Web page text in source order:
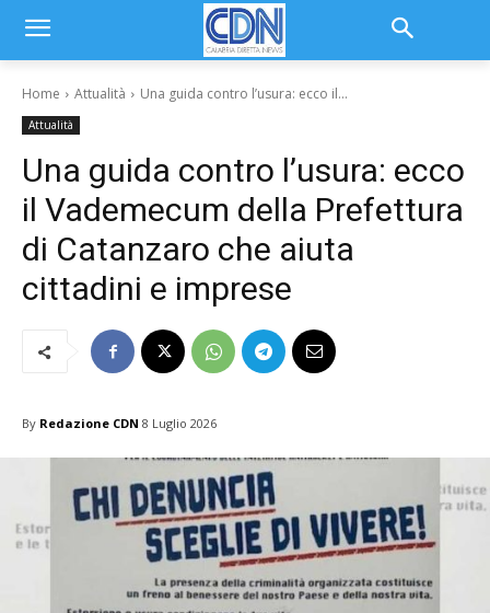
Home Attualità Una guida contro l’usura: ecco il...
Attualità
Una guida contro l’usura: ecco
il Vademecum della Prefettura
di Catanzaro che aiuta
cittadini e imprese
By Redazione CDN 8 Luglio 2026